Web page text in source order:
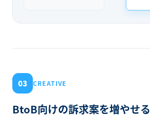
03 CREATIVE
BtoB向けの訴求案を増やせる